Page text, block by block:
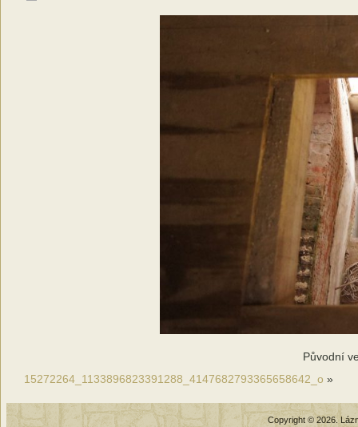
Původní
15272264_1133896823391288_4147682793365658642_o »
Copyright © 2026.